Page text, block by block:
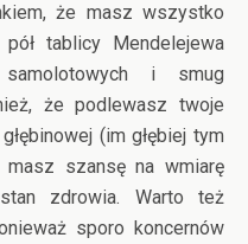
że masz wszystko
tablicy Mendelejewa
i smug
że podlewasz twoje
(im głębiej tym
szansę na wmiarę
zdrowia. Warto też
sporo koncernów